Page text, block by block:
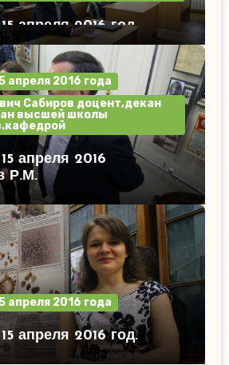
апреля 2016 год.
апреля 2016 года
Сабиров доцент,декан
высшей школы
апреля 2016
Р.М.
апреля 2016 года
апреля 2016 год.